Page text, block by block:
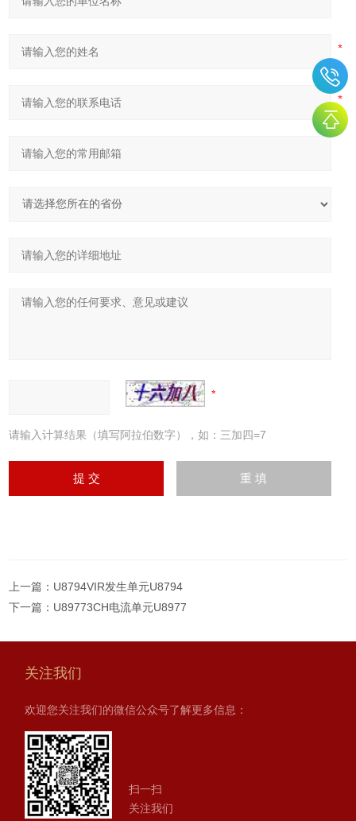
请输入计算结果（填写阿拉伯数字），如：三加四=7
上一篇： U8794VIR发生单元U8794
下一篇： U89773CH电流单元U8977
关注我们
欢迎您关注我们的微信公众号了解更多信息：
扫一扫
关注我们